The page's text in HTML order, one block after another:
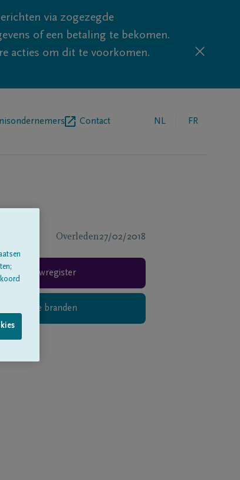
via zogezegde
of een betaling te bekomen.
acties om dit te voorkomen.
Contact NL FR
Overleden27/02/2018
Rouwregister
kaarsje branden